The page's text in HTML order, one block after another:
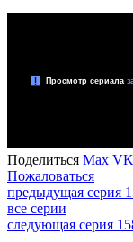
Поделиться Max VK
Пожаловаться
предыдущая серия
все серии
следующая серия